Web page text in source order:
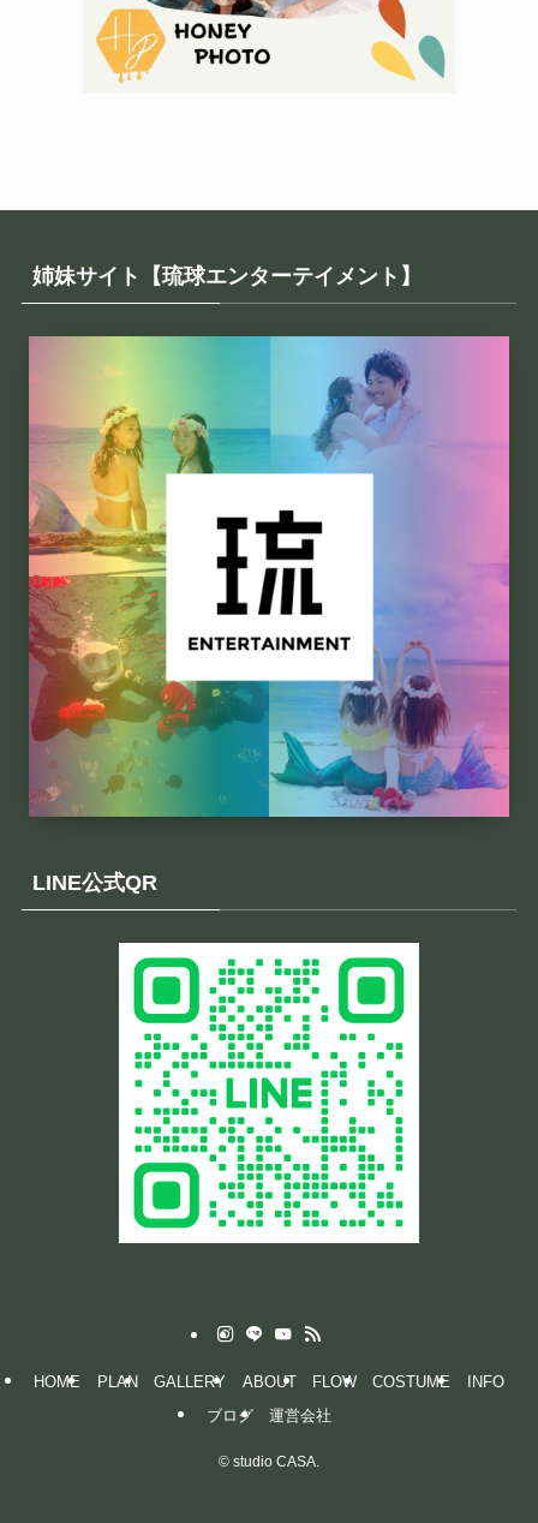
姉妹サイト【琉球エンターテイメント】
LINE公式QR
HOME PLAN GALLERY ABOUT FLOW COSTUME
INFO
ブログ
運営会社
© studio CASA.